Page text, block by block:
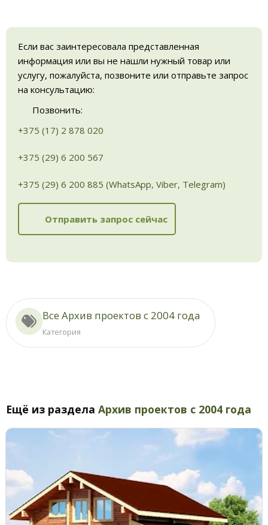
Если вас заинтересовала представленная
информация или вы не нашли нужный товар или
услугу, пожалуйста, позвоните или отправьте запрос
на консультацию:
Позвонить:
+375 (17) 2 878 020
+375 (29) 6 200 567
+375 (29) 6 200 885 (WhatsApp, Viber, Telegram)
Отправить запрос сейчас
Все Архив проектов с 2004 года
Категория
Ещё из раздела Архив проектов с 2004 года